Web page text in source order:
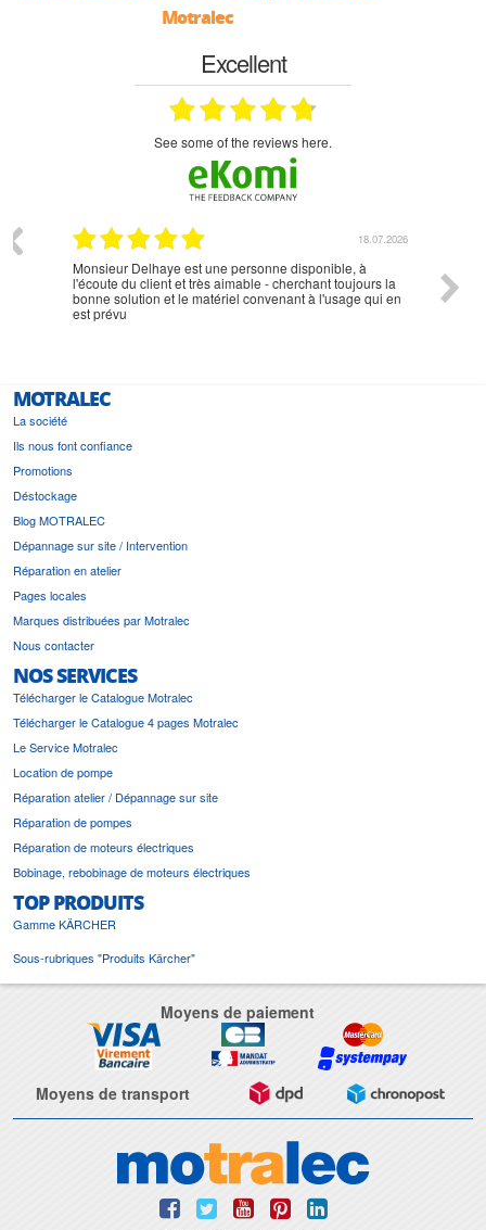
Motralec
Excellent
see some of the reviews here.
18.07.2026
Monsieur Delhaye est une personne disponible, à
l'écoute du client et très aimable - cherchant toujours la
bonne solution et le matériel convenant à l'usage qui en
est prévu
MOTRALEC
La société
Ils nous font confiance
Promotions
Déstockage
Blog MOTRALEC
Dépannage sur site / Intervention
Réparation en atelier
Pages locales
Marques distribuées par Motralec
Nous contacter
NOS SERVICES
Télécharger le Catalogue Motralec
Télécharger le Catalogue 4 pages Motralec
Le Service Motralec
Location de pompe
Réparation atelier / Dépannage sur site
Réparation de pompes
Réparation de moteurs électriques
Bobinage, rebobinage de moteurs électriques
TOP PRODUITS
Gamme KÄRCHER
Sous-rubriques "Produits Kärcher"
Moyens de paiement
Moyens de transport